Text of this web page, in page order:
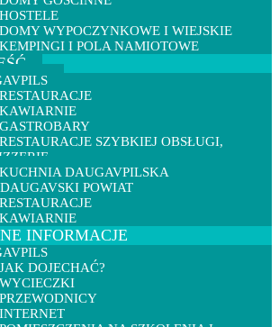
HOSTELE
DOMY WYPOCZYNKOWE I WIEJSKIE
KEMPINGI I POLA NAMIOTOWE
RESTAURACJE
KAWIARNIE
GASTROBARY
RESTAURACJE SZYBKIEJ OBSŁUGI,
KUCHNIA DAUGAVPILSKA
POWIAT
RESTAURACJE
KAWIARNIE
INFORMACJE
JAK DOJECHAĆ?
WYCIECZKI
PRZEWODNICY
INTERNET